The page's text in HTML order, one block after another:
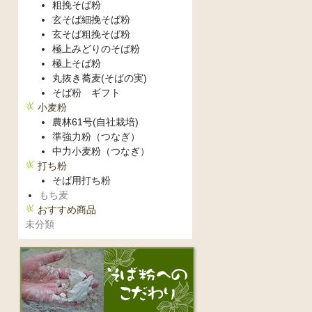
粗挽そば粉
玄そば細挽そば粉
玄そば粗挽そば粉
極上みどりのそば粉
極上そば粉
丸抜き蕎麦(そばの実)
そば粉 ギフト
小麦粉
農林61号(自社栽培)
準強力粉（つなぎ）
中力小麦粉（つなぎ）
打ち粉
そば用打ち粉
もち麦
おすすめ商品
未分類